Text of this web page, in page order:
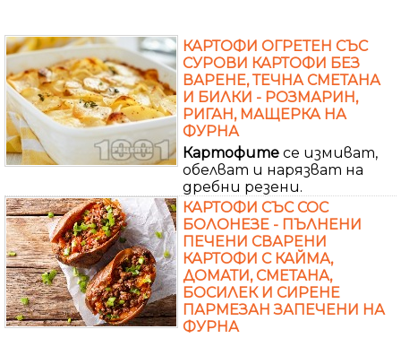
КАРТОФИ ОГРЕТЕН СЪС
СУРОВИ КАРТОФИ БЕЗ
ВАРЕНЕ, ТЕЧНА СМЕТАНА
И БИЛКИ - РОЗМАРИН,
РИГАН, МАЩЕРКА НА
ФУРНА
Картофите се измиват,
обелват и нарязват на
дребни резени.
КАРТОФИ СЪС СОС
БОЛОНЕЗЕ - ПЪЛНЕНИ
ПЕЧЕНИ СВАРЕНИ
КАРТОФИ С КАЙМА,
ДОМАТИ, СМЕТАНА,
БОСИЛЕК И СИРЕНЕ
ПАРМЕЗАН ЗАПЕЧЕНИ НА
ФУРНА